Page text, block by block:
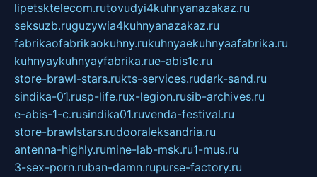
lipetsktelecom.rutovudyi4kuhnyanazakaz.ru
seksuzb.ruguzywia4kuhnyanazakaz.ru
fabrikaofabrikaokuhny.rukuhnyaekuhnyaafabrika.ru
kuhnyaykuhnyayfabrika.rue-abis1c.ru
store-brawl-stars.rukts-services.rudark-sand.ru
sindika-01.rusp-life.rux-legion.rusib-archives.ru
e-abis-1-c.rusindika01.ruvenda-festival.ru
store-brawlstars.rudooraleksandria.ru
antenna-highly.rumine-lab-msk.ru1-mus.ru
3-sex-porn.ruban-damn.rupurse-factory.ru